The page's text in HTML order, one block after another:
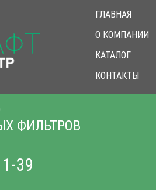
ФИЛЬТРОВ
39
ГЛАВНАЯ
О КОМПАНИИ
КАТАЛОГ
КОНТАКТЫ